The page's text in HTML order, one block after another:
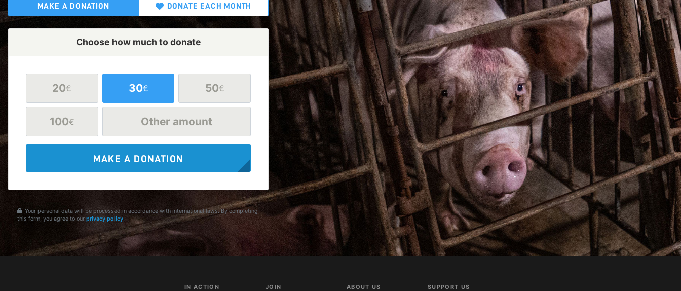
MAKE A DONATION DONATE EACH MONTH
Choose how much to donate
20€ 30€ 50€
100€ Other amount
MAKE A DONATION
Your personal data will be processed in accordance with international laws. By completing
this form, you agree to ourprivacy policy.
IN ACTION JOIN ABOUT US SUPPORT US